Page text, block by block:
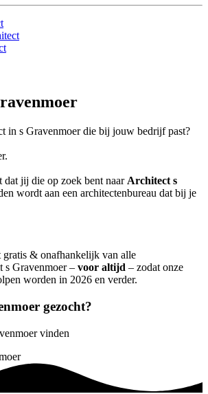
in s Gravenmoer die bij jouw bedrijf past?
dat jij die op zoek bent naar Architect s
wordt aan een architectenbureau dat bij je
& onafhankelijk van alle
s Gravenmoer – voor altijd – zodat onze
worden in 2026 en verder.
gezocht?
vinden